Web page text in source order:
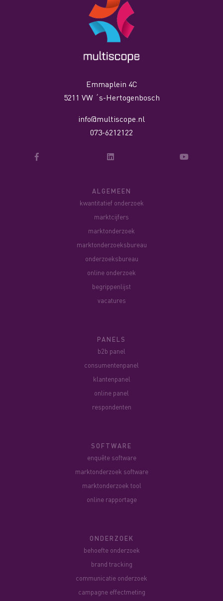
Emmaplein 4C
5211 VW ´s-Hertogenbosch
info@multiscope.nl
073-6212122
ALGEMEEN
kwantitatief onderzoek
marktcijfers
marktonderzoek
marktonderzoeksbureau
onderzoeksbureau
online onderzoek
begrippenlijst
vacatures
PANELS
b2b panel
consumentenpanel
klantenpanel
online panel
respondenten
SOFTWARE
enquête software
marktonderzoek software
marktonderzoek tool
online rapportage
ONDERZOEK
behoefte onderzoek
brand tracking
communicatie onderzoek
campagne effectmeting